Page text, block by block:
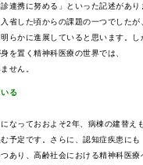
連携に努める」といった記述があ
省した頃からの課題の一つでしたが
らかに進展していると思います。
を置く精神科医療の世界では、
せん。
る
なっておおよそ2年、病棟の建替え
予定です。さらに、認知症疾患にも
あり、高齢社会における精神科医